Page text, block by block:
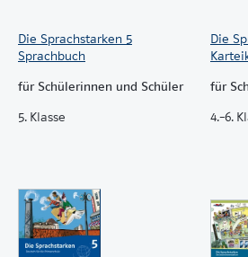
abwechslungsreich
Vierfarbig, broschiert, gebunden
Die Sprachstarken 5
Sprachbuch
für Schülerinnen und Schüler
5. Klasse
Die
für
4.–6.